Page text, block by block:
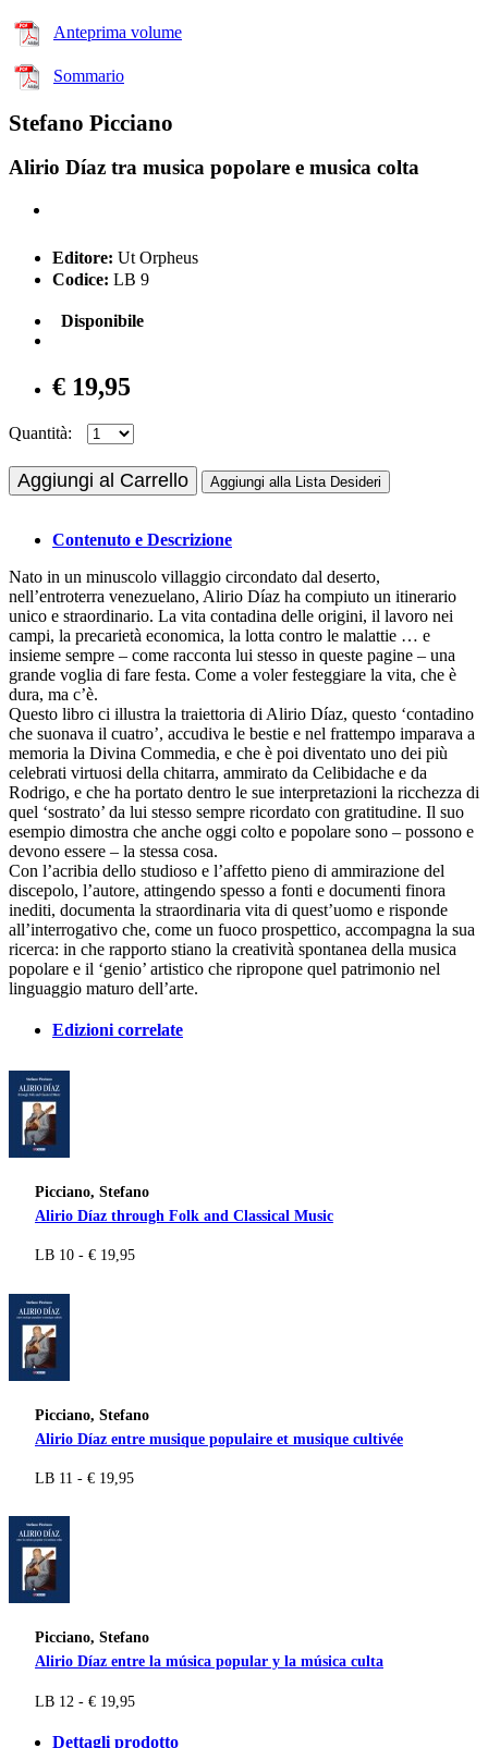
Anteprima volume
Sommario
Stefano Picciano
Alirio Díaz tra musica popolare e musica colta
Editore: Ut Orpheus
Codice: LB 9
Disponibile
€ 19,95
Quantità:
Aggiungi al Carrello Aggiungi alla Lista Desideri
Contenuto e Descrizione
Nato in un minuscolo villaggio circondato dal deserto,
nell’entroterra venezuelano, Alirio Díaz ha compiuto un itinerario
unico e straordinario. La vita contadina delle origini, il lavoro nei
campi, la precarietà economica, la lotta contro le malattie … e
insieme sempre – come racconta lui stesso in queste pagine – una
grande voglia di fare festa. Come a voler festeggiare la vita, che è
dura, ma c’è.
Questo libro ci illustra la traiettoria di Alirio Díaz, questo ‘contadino
che suonava il cuatro’, accudiva le bestie e nel frattempo imparava a
memoria la Divina Commedia, e che è poi diventato uno dei più
celebrati virtuosi della chitarra, ammirato da Celibidache e da
Rodrigo, e che ha portato dentro le sue interpretazioni la ricchezza di
quel ‘sostrato’ da lui stesso sempre ricordato con gratitudine. Il suo
esempio dimostra che anche oggi colto e popolare sono – possono e
devono essere – la stessa cosa.
Con l’acribia dello studioso e l’affetto pieno di ammirazione del
discepolo, l’autore, attingendo spesso a fonti e documenti finora
inediti, documenta la straordinaria vita di quest’uomo e risponde
all’interrogativo che, come un fuoco prospettico, accompagna la sua
ricerca: in che rapporto stiano la creatività spontanea della musica
popolare e il ‘genio’ artistico che ripropone quel patrimonio nel
linguaggio maturo dell’arte.
Edizioni correlate
Picciano, Stefano
Alirio Díaz through Folk and Classical Music
LB 10 - € 19,95
Picciano, Stefano
Alirio Díaz entre musique populaire et musique cultivée
LB 11 - € 19,95
Picciano, Stefano
Alirio Díaz entre la música popular y la música culta
LB 12 - € 19,95
Dettagli prodotto